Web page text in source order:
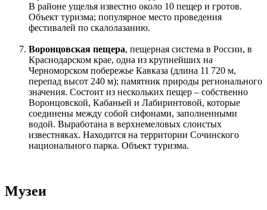
В районе ущелья известно около 10 пещер и гротов.
Объект туризма; популярное место проведения
фестивалей по скалолазанию.
Воронцовская пещера, пещерная система в России, в
Краснодарском крае, одна из крупнейших на
Черноморском побережье Кавказа (длина 11 720 м,
перепад высот 240 м); памятник природы регионального
значения. Состоит из нескольких пещер – собственно
Воронцовской, Кабаньей и Лабиринтовой, которые
соединены между собой сифонами, заполненными
водой. Выработана в верхнемеловых слоистых
известняках. Находится на территории Сочинского
национального парка. Объект туризма.
Музеи